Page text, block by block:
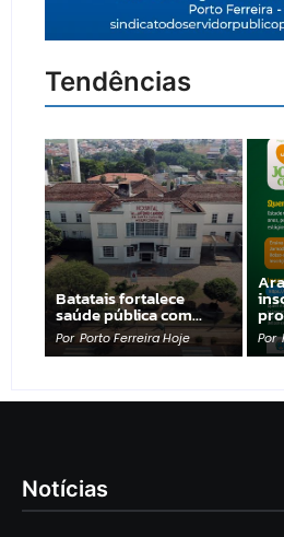
Tendências
Batatais fortalece
saúde pública com…
Por Porto Ferreira Hoje Por
Notícias